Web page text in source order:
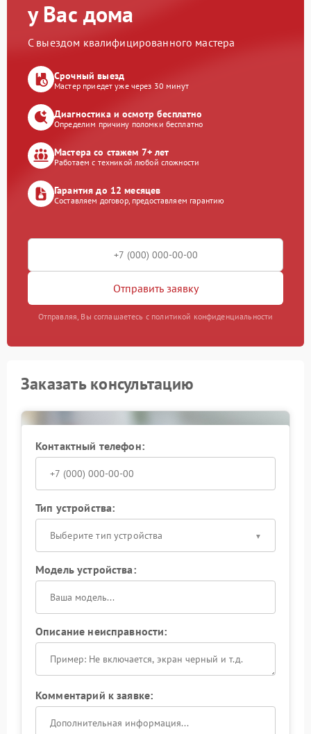
у Вас дома
С выездом квалифицированного мастера
Срочный выезд
Мастер приедет уже через 30 минут
Диагностика и осмотр бесплатно
Определим причину поломки бесплатно
Мастера со стажем 7+ лет
Работаем с техникой любой сложности
Гарантия до 12 месяцев
Составляем договор, предоставляем гарантию
Отправить заявку
Отправляя, Вы соглашаетесь с политикой конфиденциальности
Заказать консультацию
Контактный телефон:
Тип устройства:
Выберите тип устройства
Модель устройства:
Описание неисправности:
Комментарий к заявке: